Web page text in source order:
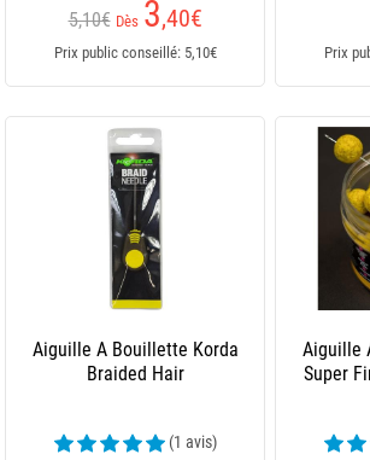
5,10€ Dès 3,40€
Prix public conseillé: 5,10€ Prix
Aiguille A Bouillette Korda
Braided Hair
(1 avis)
Aiguille
Super